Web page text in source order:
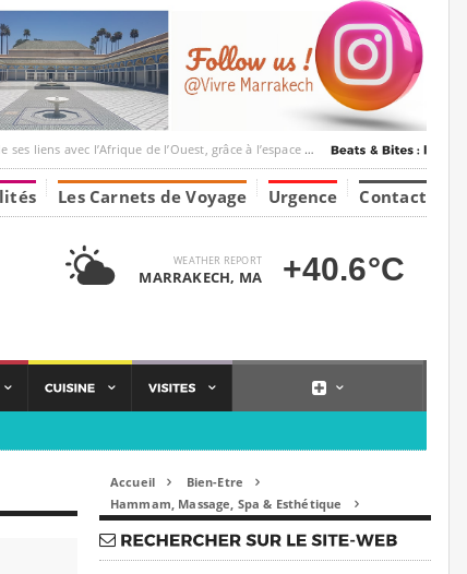
de l’Ouest, grâce à l’espace Marrakesh-Tumbuktu.
Les Carnets de Voyage Urgence Contact
WEATHER REPORT
MARRAKECH, MA +40.6°C
Accueil  Bien-Etre 
Hammam, Massage, Spa & Esthétique 